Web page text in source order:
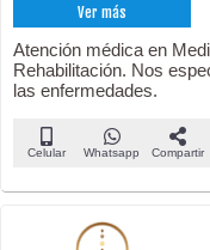
Ver más
Atención médica en
Rehabilitación. Nos
las enfermedades.
Celular Whatsapp Compartir